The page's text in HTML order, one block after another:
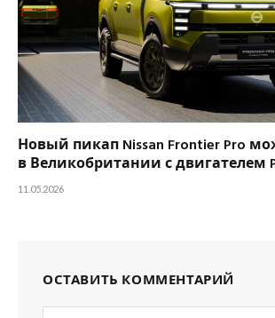
Новый пикап Nissan Frontier Pro
в Великобритании с двигателем
11.05.2026
ОСТАВИТЬ КОММЕНТАРИЙ